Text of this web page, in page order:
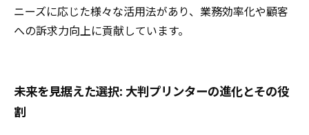
ニーズに応じた様々な活用法があり、業務効率化や顧客
への訴求力向上に貢献しています。
未来を見据えた選択: 大判プリンターの進化とその役
割